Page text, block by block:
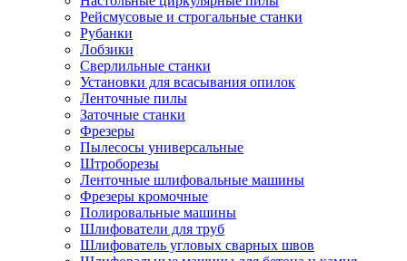
Рейсмусовые и строгальные станки
Рубанки
Лобзики
Сверлильные станки
Установки для всасывания опилок
Ленточные пилы
Заточные станки
Фрезеры
Пылесосы универсальные
Штроборезы
Ленточные шлифовальные машины
Фрезеры кромочные
Полировальные машины
Шлифователи для труб
Шлифователь угловых сварных швов